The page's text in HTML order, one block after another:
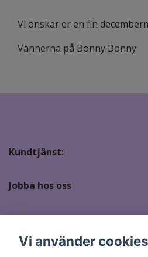
Vi önskar er en fin
Vännerna på Bonny Bonny
Kundtjänst:
Jobba hos oss
Sociala medier
Vi använder cookies